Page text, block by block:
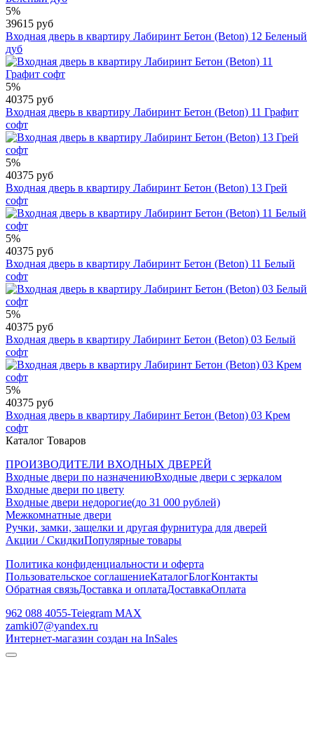
5%
39615 руб
Входная дверь в квартиру Лабиринт Бетон (Beton) 12 Беленый
дуб
5%
40375 руб
Входная дверь в квартиру Лабиринт Бетон (Beton) 11 Графит
софт
5%
40375 руб
Входная дверь в квартиру Лабиринт Бетон (Beton) 13 Грей
софт
5%
40375 руб
Входная дверь в квартиру Лабиринт Бетон (Beton) 11 Белый
софт
5%
40375 руб
Входная дверь в квартиру Лабиринт Бетон (Beton) 03 Белый
софт
5%
40375 руб
Входная дверь в квартиру Лабиринт Бетон (Beton) 03 Крем
софт
Каталог Товаров
ПРОИЗВОДИТЕЛИ ВХОДНЫХ ДВЕРЕЙ
Входные двери по назначениюВходные двери с зеркалом
Входные двери по цвету
Входные двери недорогие(до 31 000 рублей)
Межкомнатные двери
Ручки, замки, защелки и другая фурнитура для дверей
Акции / СкидкиПопулярные товары
Политика конфиденциальности и оферта
Пользовательское соглашениеКаталогБлогКонтакты
Обратная связьДоставка и оплатаДоставкаОплата
962 088 4055-Teiegram МАХ
zamki07@yandex.ru
Интернет-магазин создан на InSales